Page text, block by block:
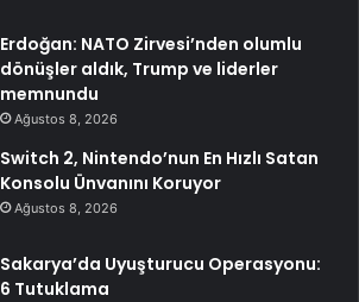
Erdoğan: NATO Zirvesi’nden olumlu
dönüşler aldık, Trump ve liderler
memnundu
Ağustos 8, 2026
Switch 2, Nintendo’nun En Hızlı Satan
Konsolu Ünvanını Koruyor
Ağustos 8, 2026
Sakarya’da Uyuşturucu Operasyonu:
6 Tutuklama